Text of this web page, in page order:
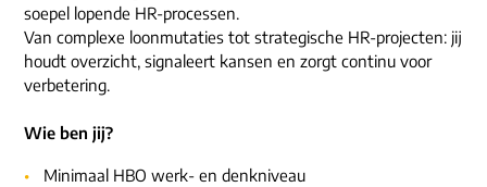
soepel lopende HR-processen.
Van complexe loonmutaties tot strategische HR-projecten: jij
houdt overzicht, signaleert kansen en zorgt continu voor
verbetering.
Wie ben jij?
Minimaal HBO werk- en denkniveau